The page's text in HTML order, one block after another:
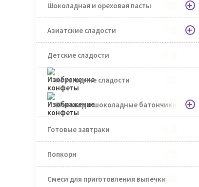
Шоколадная и ореховая пасты
Азиатские сладости
Детские сладости
Новогодние сладости
Шоколад и шоколадные батончики
Готовые завтраки
Попкорн
Смеси для приготовления выпечки